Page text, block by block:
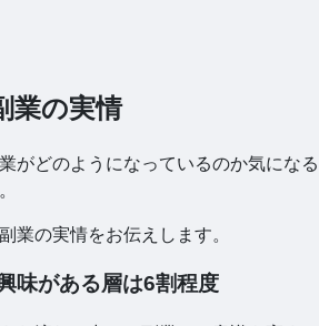
業の実情
がどのようになっているのか気になる
業の実情をお伝えします。
味がある層は6割程度